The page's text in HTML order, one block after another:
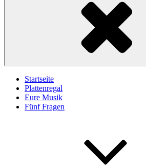
Startseite
Plattenregal
Eure Musik
Fünf Fragen